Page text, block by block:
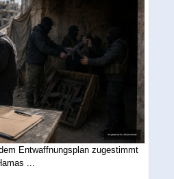
Entwaffnungsplan zugestimmt
...